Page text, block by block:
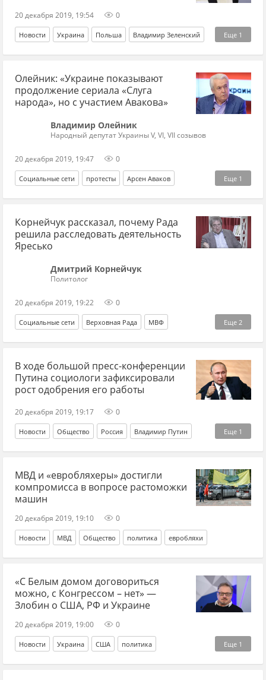
20 декабря 2019, 19:54 0
Еще 1
Новости Украина Польша Владимир Зеленский
Анджей Дуда
Олейник: «Украине показывают
продолжение сериала «Слуга
народа», но с участием Авакова»
Владимир Олейник
Народный депутат Украины V, VI, VII созывов
20 декабря 2019, 19:47 0
Еще 1
Социальные сети протесты Арсен Аваков
Владимир Зеленский
Корнейчук рассказал, почему Рада
решила расследовать деятельность
Яресько
Дмитрий Корнейчук
Политолог
20 декабря 2019, 19:22 0
Еще 2
Социальные сети Верховная Рада МВФ
Петр Порошенко* Наталия Яресько
В ходе большой пресс-конференции
Путина социологи зафиксировали
рост одобрения его работы
20 декабря 2019, 19:17 0
Еще 1
Новости Общество Россия Владимир Путин
опрос
МВД и «евробляхеры» достигли
компромисса в вопросе растоможки
машин
20 декабря 2019, 19:10 0
Новости МВД Общество политика евробляхи
«С Белым домом договориться
можно, с Конгрессом – нет» —
Злобин о США, РФ и Украине
20 декабря 2019, 19:00 0
Еще 1
Новости Украина США политика
Николай Злобин